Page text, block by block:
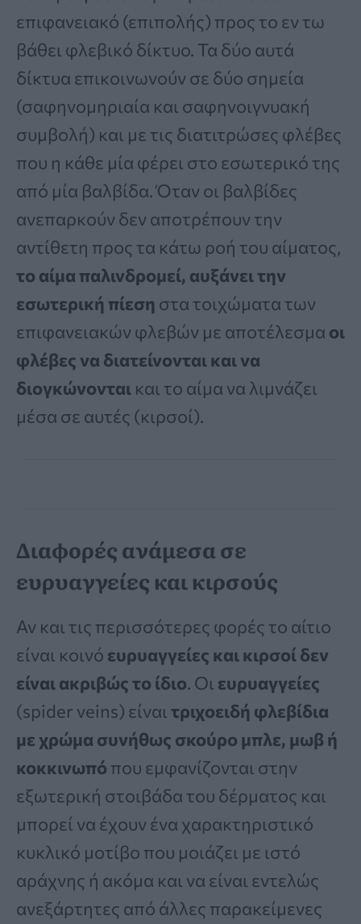
επιφανειακό (επιπολής) προς το εν τω
βάθει φλεβικό δίκτυο. Τα δύο αυτά
δίκτυα επικοινωνούν σε δύο σημεία
(σαφηνομηριαία και σαφηνοιγνυακή
συμβολή) και με τις διατιτρώσες φλέβες
που η κάθε μία φέρει στο εσωτερικό της
από μία βαλβίδα. Όταν οι βαλβίδες
ανεπαρκούν δεν αποτρέπουν την
αντίθετη προς τα κάτω ροή του αίματος,
το αίμα παλινδρομεί, αυξάνει την
εσωτερική πίεση στα τοιχώματα των
επιφανειακών φλεβών με αποτέλεσμα οι
φλέβες να διατείνονται και να
διογκώνονται και το αίμα να λιμνάζει
μέσα σε αυτές (κιρσοί).
Διαφορές ανάμεσα σε
ευρυαγγείες και κιρσούς
Αν και τις περισσότερες φορές το αίτιο
είναι κοινό ευρυαγγείες και κιρσοί δεν
είναι ακριβώς το ίδιο. Οι ευρυαγγείες
(spider veins) είναι τριχοειδή φλεβίδια
με χρώμα συνήθως σκούρο μπλε, μωβ ή
κοκκινωπό που εμφανίζονται στην
εξωτερική στοιβάδα του δέρματος και
μπορεί να έχουν ένα χαρακτηριστικό
κυκλικό μοτίβο που μοιάζει με ιστό
αράχνης ή ακόμα και να είναι εντελώς
ανεξάρτητες από άλλες παρακείμενες